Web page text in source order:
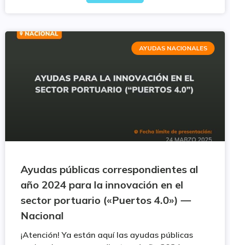
AYUDAS NACIONALES
Ayudas públicas correspondientes al
año 2024 para la innovación en el
sector portuario («Puertos 4.0») —
Nacional
¡Atención! Ya están aquí las ayudas públicas